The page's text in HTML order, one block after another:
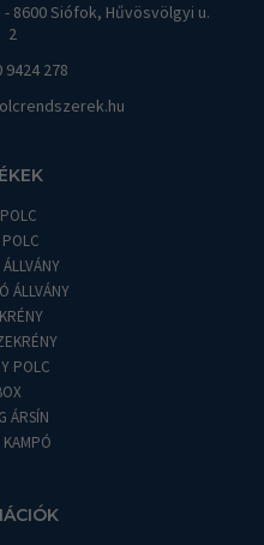
8600 Siófok, Hűvösvölgyi u.
2
9424 278
ÁLLVÁNY
POLC
ÁRSÍN